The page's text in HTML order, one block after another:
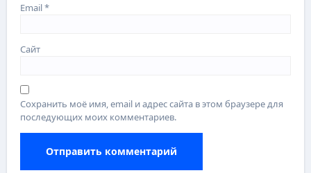
Email*
Сайт
Сохранить моё имя, email и адрес сайта в этом браузере для
последующих моих комментариев.